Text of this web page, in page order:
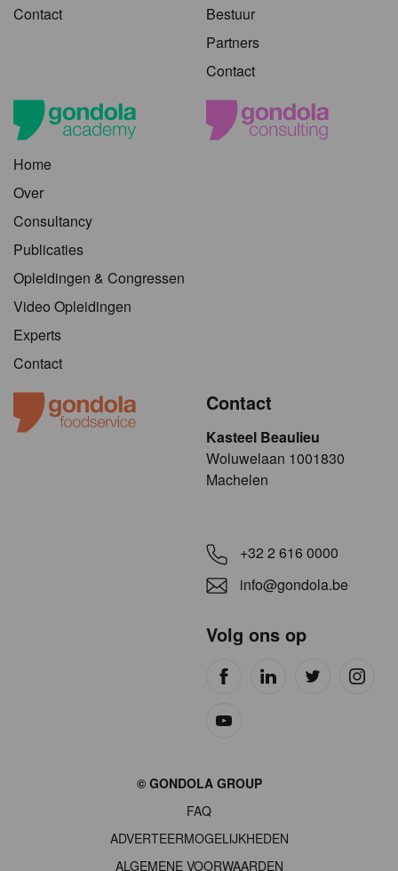
Contact
Bestuur
Partners
Contact
Home
Over
Consultancy
Publicaties
Opleidingen & Congressen
Video Opleidingen
Experts
Contact
Contact
Kasteel Beaulieu
​​​Woluwelaan 1001830
Machelen
+32 2 616 0000
info@gondola.be
Volg ons op
© GONDOLA GROUP
FAQ
ADVERTEERMOGELIJKHEDEN
ALGEMENE VOORWAARDEN